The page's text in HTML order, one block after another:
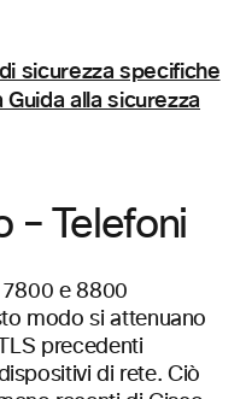
sicurezza specifiche
alla sicurezza
– Telefoni
7800 e 8800
modo si attenuano
precedenti
di rete. Ciò